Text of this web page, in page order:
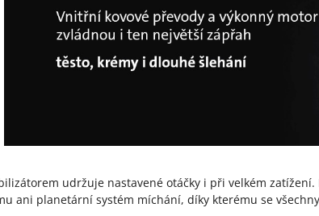
udržuje nastavené otáčky i při velkém zatížení.
ani planetární systém míchání, díky kterému se